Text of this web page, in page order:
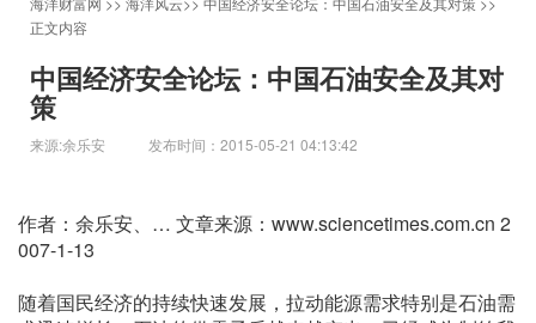
正文内容
中国经济安全论坛：中国石油安全及其对
策
来源:余乐安 发布时间：2015-05-21 04:13:42
作者：余乐安、… 文章来源：www.sciencetimes.com.cn 2
007-1-13
随着国民经济的持续快速发展，拉动能源需求特别是石油需